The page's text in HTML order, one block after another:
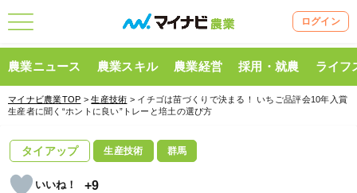
ログイン
農業ニュース 農業スキル 農業経営 採用・就農 ライフ
マイナビ農業TOP >生産技術 > イチゴは苗づくりで決まる！ いちご品評会10年入賞
生産者に聞く“ホントに良い”トレーと培土の選び方
タイアップ 生産技術 群馬
+9